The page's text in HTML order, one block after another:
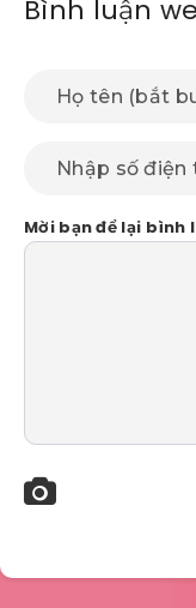
Bình luận
Mời bạn để lại bình